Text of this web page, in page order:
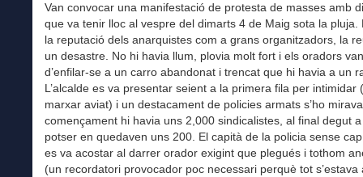
Van convocar una manifestació de protesta de masses amb
que va tenir lloc al vespre del dimarts 4 de Maig sota la pluja.
la reputació dels anarquistes com a grans organitzadors, la
un desastre. No hi havia llum, plovia molt fort i els oradors
d’enfilar-se a un carro abandonat i trencat que hi havia a un
L’alcalde es va presentar seient a la primera fila per intimidar
marxar aviat) i un destacament de policies armats s’ho
començament hi havia uns 2,000 sindicalistes, al final degut
potser en quedaven uns 200. El capità de la policia sense
es va acostar al darrer orador exigint que plegués i tothom
(un recordatori provocador poc necessari perquè tot s’estava